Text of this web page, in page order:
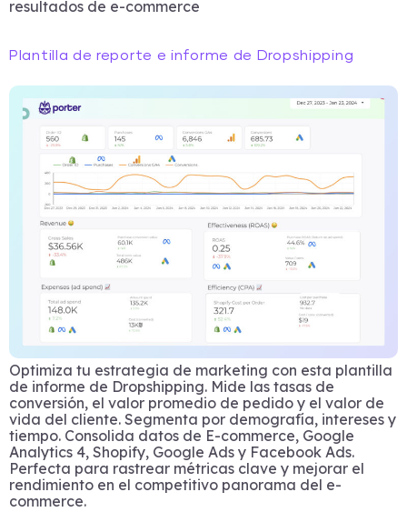
resultados de e-commerce
Plantilla de reporte e informe de Dropshipping
Optimiza tu estrategia de marketing con esta plantilla
de informe de Dropshipping. Mide las tasas de
conversión, el valor promedio de pedido y el valor de
vida del cliente. Segmenta por demografía, intereses y
tiempo. Consolida datos de E-commerce, Google
Analytics 4, Shopify, Google Ads y Facebook Ads.
Perfecta para rastrear métricas clave y mejorar el
rendimiento en el competitivo panorama del e-
commerce.